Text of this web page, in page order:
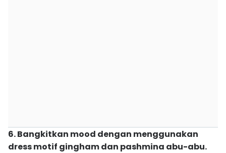
6. Bangkitkan mood dengan menggunakan
dress motif gingham dan pashmina abu-abu.